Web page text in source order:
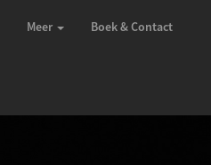
Meer Boek & Contact